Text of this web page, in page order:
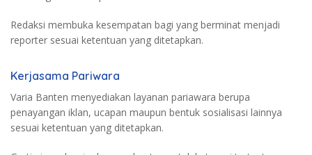
Redaksi membuka kesempatan bagi yang berminat menjadi
reporter sesuai ketentuan yang ditetapkan.
Kerjasama Pariwara
Varia Banten menyediakan layanan pariawara berupa
penayangan iklan, ucapan maupun bentuk sosialisasi lainnya
sesuai ketentuan yang ditetapkan.